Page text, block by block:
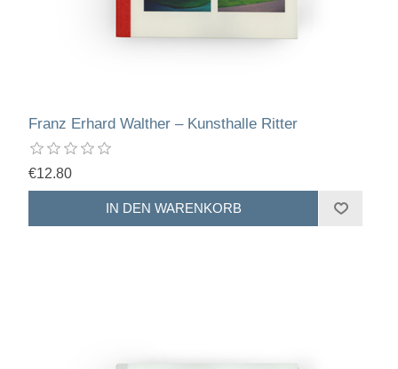
Franz Erhard Walther – Kunsthalle Ritter
€12.80